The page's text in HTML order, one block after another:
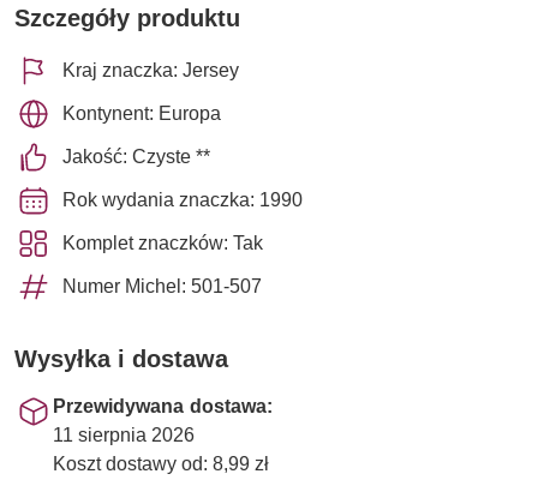
Szczegóły produktu
Kraj znaczka: Jersey
Kontynent: Europa
Jakość: Czyste **
Rok wydania znaczka: 1990
Komplet znaczków: Tak
Numer Michel: 501-507
Wysyłka i dostawa
Przewidywana dostawa:
11 sierpnia 2026
Koszt dostawy od: 8,99 zł